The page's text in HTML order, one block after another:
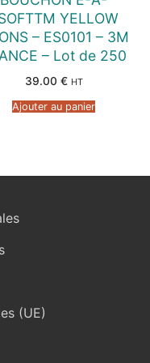
YELLOW
– ES0101 – 3M
– Lot de 250
39.00 € HT
Ajouter au panier
(UE)